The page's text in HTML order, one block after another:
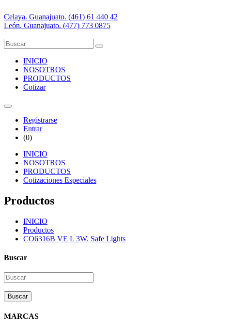
Celaya. Guanajuato. (461) 61 440 42
León. Guanajuato. (477) 773 0875
INICIO
NOSOTROS
PRODUCTOS
Cotizar
Registrarse
Entrar
(0)
INICIO
NOSOTROS
PRODUCTOS
Cotizaciones Especiales
Productos
INICIO
Productos
CO6316B VE L 3W. Safe Lights
Buscar
Buscar
MARCAS